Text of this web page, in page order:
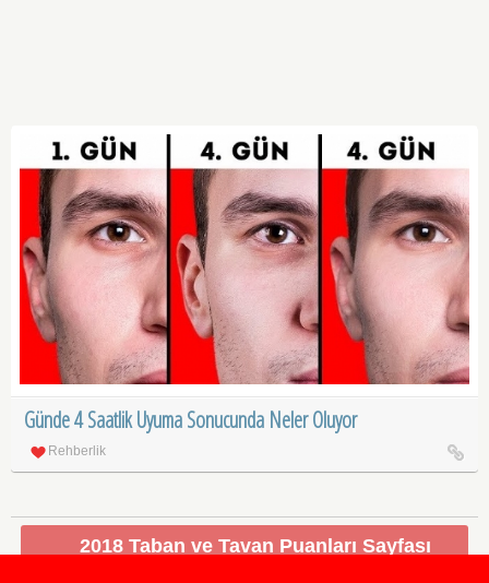
Günde 4 Saatlik Uyuma Sonucunda Neler Oluyor
Rehberlik
2018 Taban ve Tavan Puanları Sayfası